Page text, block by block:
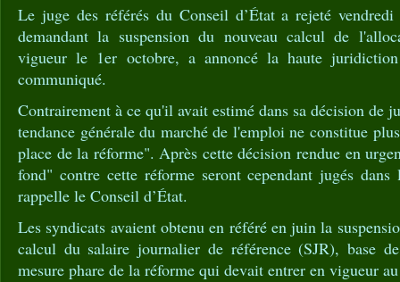
Le juge des référés du Conseil d’État a rejeté
demandant la suspension du nouveau calcul de
vigueur le 1er octobre, a annoncé la haute
communiqué.
Contrairement à ce qu'il avait estimé dans sa décision de
tendance générale du marché de l'emploi ne constitue
place de la réforme". Après cette décision rendue en
fond" contre cette réforme seront cependant jugés dans
rappelle le Conseil d’État.
Les syndicats avaient obtenu en référé en juin la
calcul du salaire journalier de référence (SJR), base
mesure phare de la réforme qui devait entrer en vigueur